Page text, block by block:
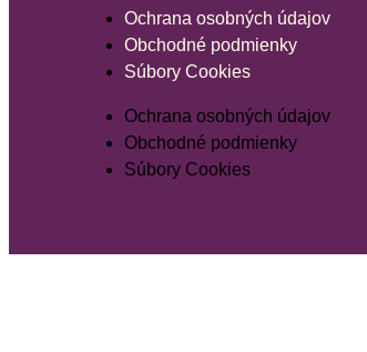
Ochrana osobných údajov
Obchodné podmienky
Súbory Cookies
Ochrana osobných údajov
Obchodné podmienky
Súbory Cookies